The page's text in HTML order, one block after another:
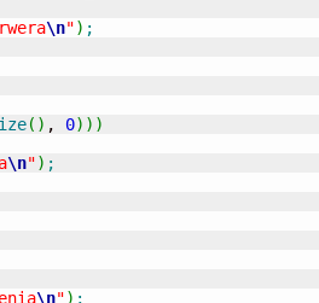
\n") ;
( ) , 0) ) )
\n") ;
\n") ;